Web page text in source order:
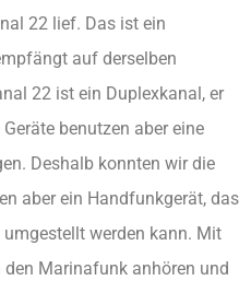
22 lief. Das ist ein
auf derselben
22 ist ein Duplexkanal, er
benutzen aber eine
Deshalb konnten wir die
aber ein Handfunkgerät, das
werden kann. Mit
Marinafunk anhören und